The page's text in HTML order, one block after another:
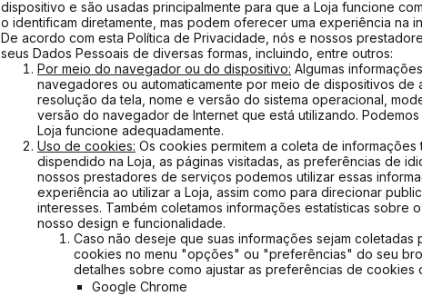
dispositivo e são usadas principalmente para que a Loja funcione
o identificam diretamente, mas podem oferecer uma experiência na
De acordo com esta Política de Privacidade, nós e nossos
seus Dados Pessoais de diversas formas, incluindo, entre outros:
Por meio do navegador ou do dispositivo: Algumas
navegadores ou automaticamente por meio de dispositivos
resolução da tela, nome e versão do sistema operacional,
versão do navegador de Internet que está utilizando.
Loja funcione adequadamente.
Uso de cookies: Os cookies permitem a coleta de
dispendido na Loja, as páginas visitadas, as preferências de
nossos prestadores de serviços podemos utilizar essas
experiência ao utilizar a Loja, assim como para direcionar
interesses. Também coletamos informações estatísticas sobre
nosso design e funcionalidade.
Caso não deseje que suas informações sejam
cookies no menu "opções" ou "preferências" do seu
detalhes sobre como ajustar as preferências de
Google Chrome